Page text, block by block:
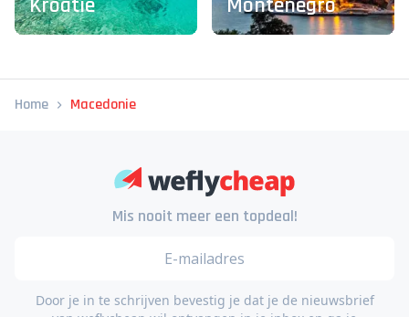
Andere leuke landen in de Balkanregio
Montenegro
Home Macedonie